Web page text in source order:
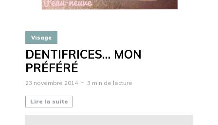
Visage
DENTIFRICES… MON
PRÉFÉRÉ
23 novembre 2014 3 min de lecture
Lire la suite